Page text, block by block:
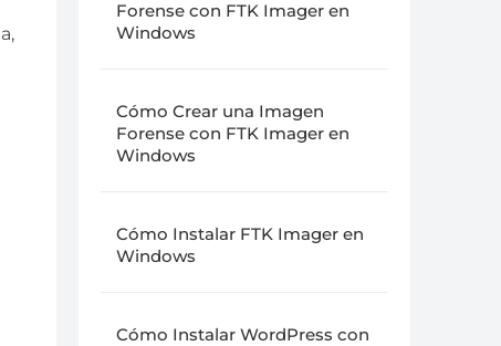
Forense con FTK Imager en
Windows
Cómo Crear una Imagen
Forense con FTK Imager en
Windows
Cómo Instalar FTK Imager en
Windows
Cómo Instalar WordPress con